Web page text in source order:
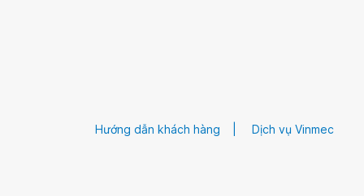
Hướng dẫn khách hàng Dịch vụ Vinmec